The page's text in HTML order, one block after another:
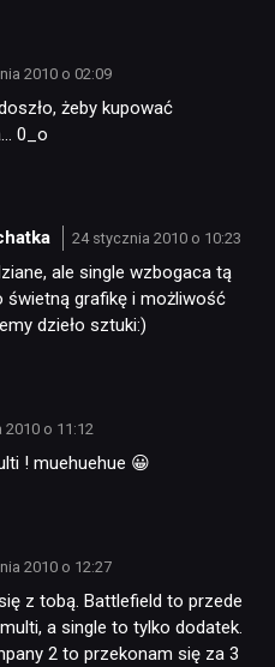
2010 o 02:09
żeby kupować
0_o
24 stycznia 2010 o 10:23
ale single wzbogaca tą
świetną grafikę i możliwość
dzieło sztuki:)
o 11:12
! muehuehue 😀
2010 o 12:27
z tobą. Battlefield to przede
a single to tylko dodatek.
2 to przekonam się za 3